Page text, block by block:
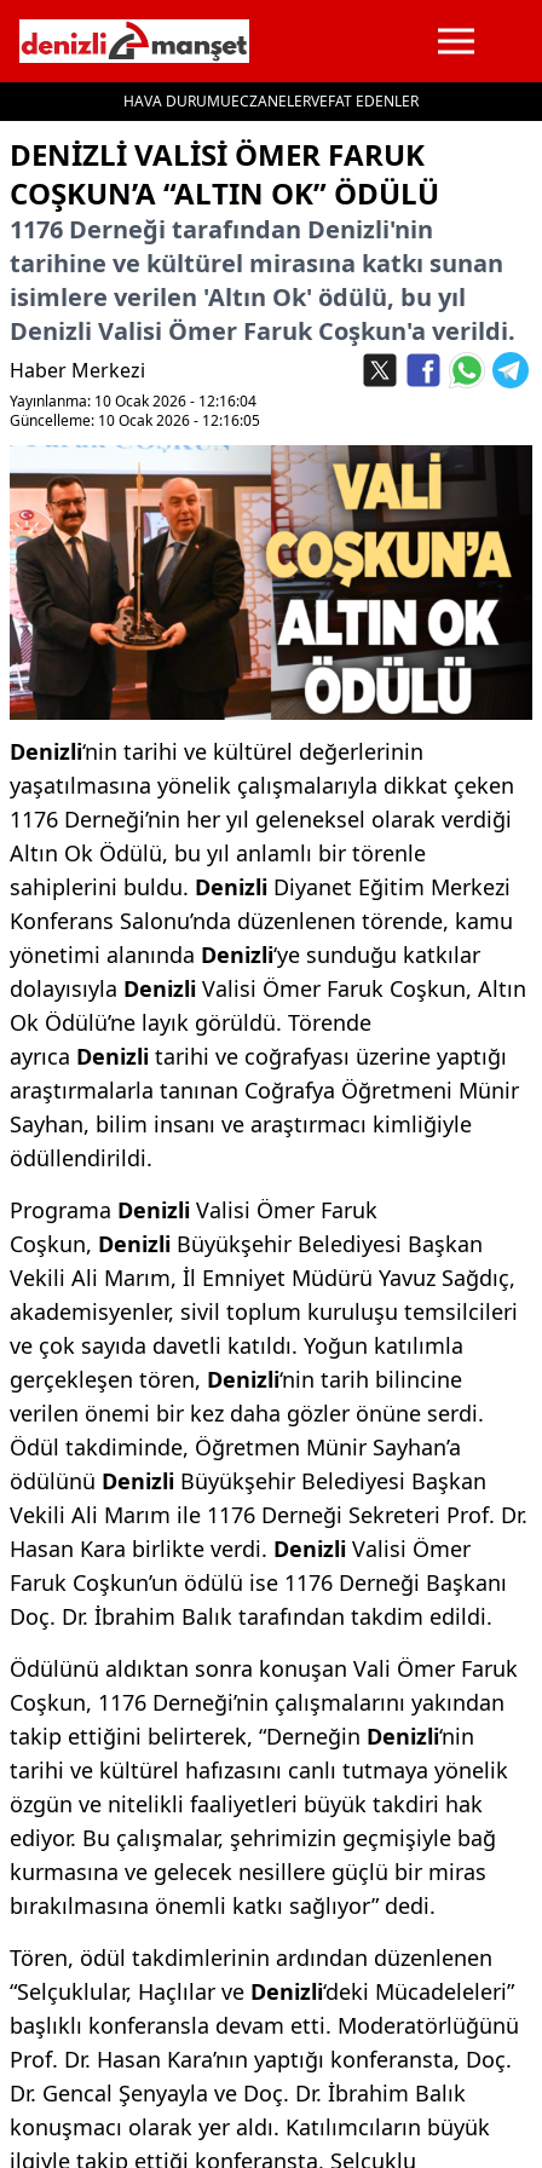
HAVA DURUMUECZANELERVEFAT EDENLER
İçeriğe geç
DENIZLI VALISI ÖMER FARUK
COŞKUN’A “ALTIN OK” ÖDÜLÜ
1176 Derneği tarafından Denizli'nin
tarihine ve kültürel mirasına katkı sunan
isimlere verilen 'Altın Ok' ödülü, bu yıl
Denizli Valisi Ömer Faruk Coşkun'a verildi.
Haber Merkezi
Yayınlanma: 10 Ocak 2026 - 12:16:04
Güncelleme: 10 Ocak 2026 - 12:16:05
Denizli‘nin tarihi ve kültürel değerlerinin
yaşatılmasına yönelik çalışmalarıyla dikkat çeken
1176 Derneği’nin her yıl geleneksel olarak verdiği
Altın Ok Ödülü, bu yıl anlamlı bir törenle
sahiplerini buldu. Denizli Diyanet Eğitim Merkezi
Konferans Salonu’nda düzenlenen törende, kamu
yönetimi alanında Denizli‘ye sunduğu katkılar
dolayısıyla Denizli Valisi Ömer Faruk Coşkun, Altın
Ok Ödülü’ne layık görüldü. Törende
ayrıca Denizli tarihi ve coğrafyası üzerine yaptığı
araştırmalarla tanınan Coğrafya Öğretmeni Münir
Sayhan, bilim insanı ve araştırmacı kimliğiyle
ödüllendirildi.
Programa Denizli Valisi Ömer Faruk
Coşkun, Denizli Büyükşehir Belediyesi Başkan
Vekili Ali Marım, İl Emniyet Müdürü Yavuz Sağdıç,
akademisyenler, sivil toplum kuruluşu temsilcileri
ve çok sayıda davetli katıldı. Yoğun katılımla
gerçekleşen tören, Denizli‘nin tarih bilincine
verilen önemi bir kez daha gözler önüne serdi.
Ödül takdiminde, Öğretmen Münir Sayhan’a
ödülünü Denizli Büyükşehir Belediyesi Başkan
Vekili Ali Marım ile 1176 Derneği Sekreteri Prof. Dr.
Hasan Kara birlikte verdi. Denizli Valisi Ömer
Faruk Coşkun’un ödülü ise 1176 Derneği Başkanı
Doç. Dr. İbrahim Balık tarafından takdim edildi.
Ödülünü aldıktan sonra konuşan Vali Ömer Faruk
Coşkun, 1176 Derneği’nin çalışmalarını yakından
takip ettiğini belirterek, “Derneğin Denizli‘nin
tarihi ve kültürel hafızasını canlı tutmaya yönelik
özgün ve nitelikli faaliyetleri büyük takdiri hak
ediyor. Bu çalışmalar, şehrimizin geçmişiyle bağ
kurmasına ve gelecek nesillere güçlü bir miras
bırakılmasına önemli katkı sağlıyor” dedi.
Tören, ödül takdimlerinin ardından düzenlenen
“Selçuklular, Haçlılar ve Denizli‘deki Mücadeleleri”
başlıklı konferansla devam etti. Moderatörlüğünü
Prof. Dr. Hasan Kara’nın yaptığı konferansta, Doç.
Dr. Gencal Şenyayla ve Doç. Dr. İbrahim Balık
konuşmacı olarak yer aldı. Katılımcıların büyük
ilgiyle takip ettiği konferansta, Selçuklu